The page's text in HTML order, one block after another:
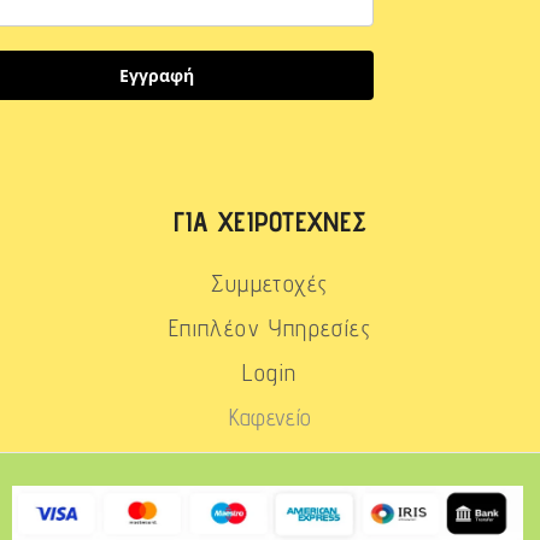
Εγγραφή
ΓΙΑ ΧΕΙΡΟΤΈΧΝΕΣ
Συμμετοχές
Επιπλέον Υπηρεσίες
Login
Καφενείο